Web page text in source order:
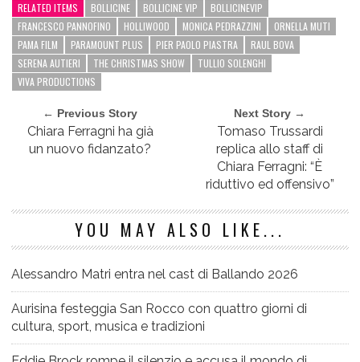
RELATED ITEMS BOLLICINE BOLLICINE VIP
BOLLICINEVIP
FRANCESCO PANNOFINO
HOLLIWOOD MONICA PEDRAZZINI
ORNELLA MUTI
PAMA FILM
PARAMOUNT PLUS PIER PAOLO PIASTRA
RAUL BOVA
SERENA AUTIERI
THE CHRISTMAS SHOW
TULLIO SOLENGHI
VIVA PRODUCTIONS
← Previous Story
Chiara Ferragni ha già
un nuovo fidanzato?
Next Story →
Tomaso Trussardi
replica allo staff di
Chiara Ferragni: “È
riduttivo ed offensivo”
YOU MAY ALSO LIKE...
Alessandro Matri entra nel cast di Ballando 2026
Aurisina festeggia San Rocco con quattro giorni di
cultura, sport, musica e tradizioni